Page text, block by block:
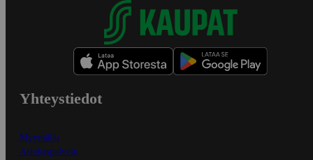
Yhteystiedot
Myymälät
Asiakaspalvelu